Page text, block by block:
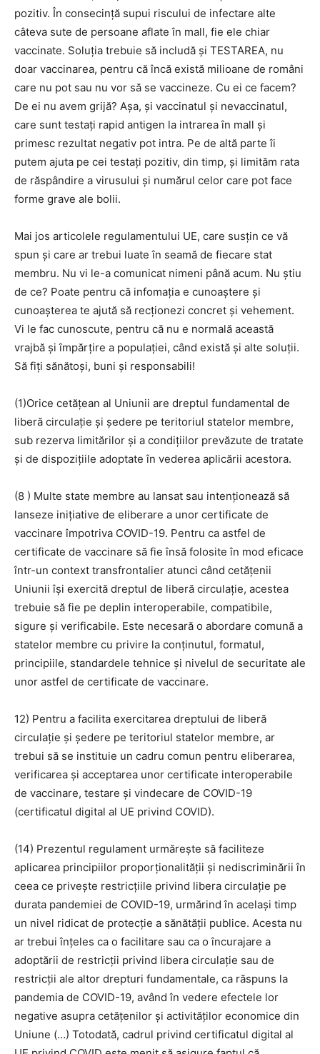
pozitiv. În consecință supui riscului de infectare alte
câteva sute de persoane aflate în mall, fie ele chiar
vaccinate. Soluția trebuie să includă și TESTAREA, nu
doar vaccinarea, pentru că încă există milioane de români
care nu pot sau nu vor să se vaccineze. Cu ei ce facem?
De ei nu avem grijă? Așa, și vaccinatul și nevaccinatul,
care sunt testați rapid antigen la intrarea în mall și
primesc rezultat negativ pot intra. Pe de altă parte îi
putem ajuta pe cei testați pozitiv, din timp, și limităm rata
de răspândire a virusului și numărul celor care pot face
forme grave ale bolii.
Mai jos articolele regulamentului UE, care susțin ce vă
spun și care ar trebui luate în seamă de fiecare stat
membru. Nu vi le-a comunicat nimeni până acum. Nu știu
de ce? Poate pentru că infomația e cunoaștere și
cunoașterea te ajută să recționezi concret și vehement.
Vi le fac cunoscute, pentru că nu e normală această
vrajbă și împărțire a populației, când există și alte soluții.
Să fiți sănătoși, buni și responsabili!
(1)Orice cetățean al Uniunii are dreptul fundamental de
liberă circulație și ședere pe teritoriul statelor membre,
sub rezerva limitărilor și a condițiilor prevăzute de tratate
și de dispozițiile adoptate în vederea aplicării acestora.
(8 ) Multe state membre au lansat sau intenționează să
lanseze inițiative de eliberare a unor certificate de
vaccinare împotriva COVID-19. Pentru ca astfel de
certificate de vaccinare să fie însă folosite în mod eficace
într-un context transfrontalier atunci când cetățenii
Uniunii își exercită dreptul de liberă circulație, acestea
trebuie să fie pe deplin interoperabile, compatibile,
sigure și verificabile. Este necesară o abordare comună a
statelor membre cu privire la conținutul, formatul,
principiile, standardele tehnice și nivelul de securitate ale
unor astfel de certificate de vaccinare.
12) Pentru a facilita exercitarea dreptului de liberă
circulație și ședere pe teritoriul statelor membre, ar
trebui să se instituie un cadru comun pentru eliberarea,
verificarea și acceptarea unor certificate interoperabile
de vaccinare, testare și vindecare de COVID-19
(certificatul digital al UE privind COVID).
(14) Prezentul regulament urmărește să faciliteze
aplicarea principiilor proporționalității și nediscriminării în
ceea ce privește restricțiile privind libera circulație pe
durata pandemiei de COVID-19, urmărind în același timp
un nivel ridicat de protecție a sănătății publice. Acesta nu
ar trebui înțeles ca o facilitare sau ca o încurajare a
adoptării de restricții privind libera circulație sau de
restricții ale altor drepturi fundamentale, ca răspuns la
pandemia de COVID-19, având în vedere efectele lor
negative asupra cetățenilor și activităților economice din
Uniune (…) Totodată, cadrul privind certificatul digital al